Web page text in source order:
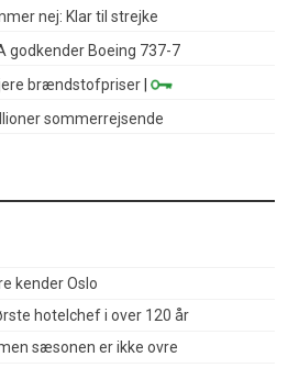
nej: Klar til strejke
godkender Boeing 737-7
brændstofpriser|
sommerrejsende
kender Oslo
hotelchef i over 120 år
sæsonen er ikke ovre